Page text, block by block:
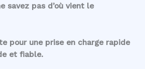
savez pas d’où vient le
pour une prise en charge rapide
et fiable.